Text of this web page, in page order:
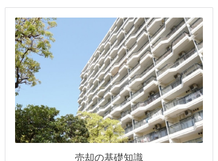
売却の基礎知識